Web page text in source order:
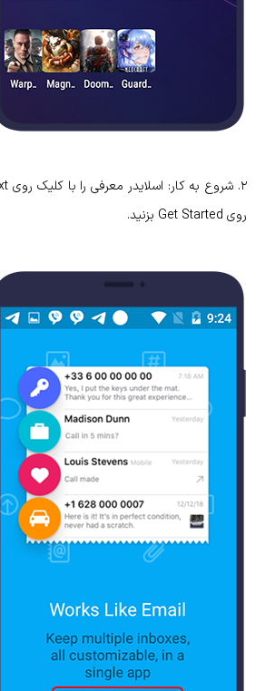
روی Get Started بزنید.